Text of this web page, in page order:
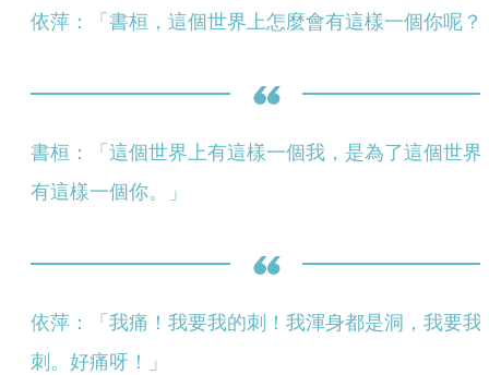
依萍：「書桓，這個世界上怎麼會有這樣一個你呢？
書桓：「這個世界上有這樣一個我，是為了這個世界
有這樣一個你。」
依萍：「我痛！我要我的刺！我渾身都是洞，我要我
刺。好痛呀！」